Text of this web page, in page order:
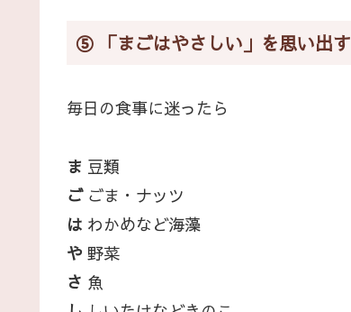
⑤ 「まごはやさしい」を思い出す
毎日の食事に迷ったら
ま 豆類
ごごま・ナッツ
は わかめなど海藻
や 野菜
さ 魚